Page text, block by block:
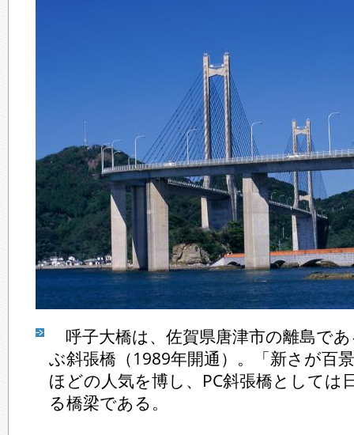
呼子大橋は、佐賀県唐津市の離島で
ぶ斜張橋（1989年開通）。「新さが百
ほどの人気を博し、PC斜張橋としては
る橋梁である。